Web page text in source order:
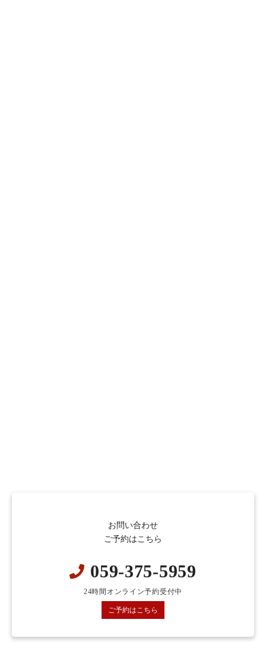
お問い合わせ
ご予約はこちら
059-375-5959
24時間オンライン予約受付中
ご予約はこちら